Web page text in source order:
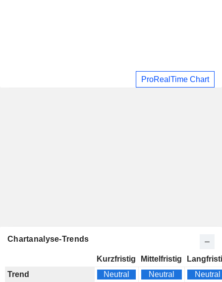
ProRealTime Chart
Chartanalyse-Trends
Kurzfristig Mittelfristig
Trend
Neutral Neutral
Neutral